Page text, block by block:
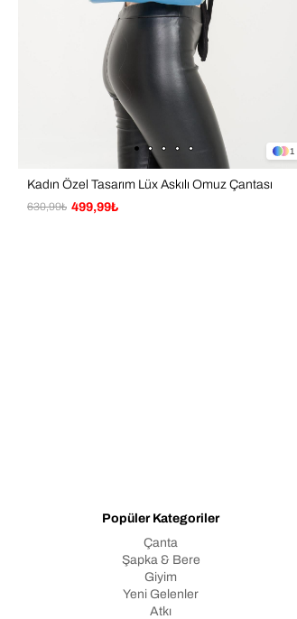
1
Kadın Özel Tasarım Lüx Askılı Omuz Çantası
499,99₺
630,99₺
Popüler Kategoriler
Çanta
Şapka & Bere
Giyim
Yeni Gelenler
Atkı